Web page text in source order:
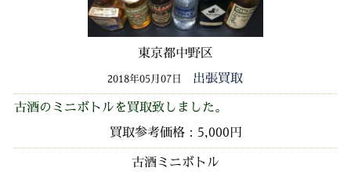
東京都中野区
2018年05月07日
出張買取
古酒のミニボトルを買取致しました。
買取参考価格：5,000円
古酒ミニボトル